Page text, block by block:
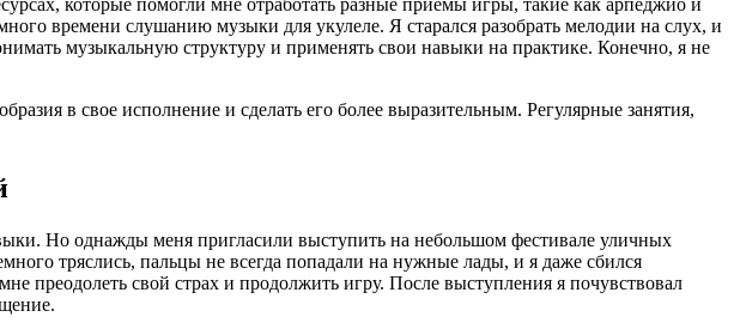
которые помогли мне отработать разные приёмы игры, такие как арпеджио и
времени слушанию музыки для укулеле. Я старался разобрать мелодии на слух, и
музыкальную структуру и применять свои навыки на практике. Конечно, я не
в свое исполнение и сделать его более выразительным. Регулярные занятия,
Но однажды меня пригласили выступить на небольшом фестивале уличных
тряслись, пальцы не всегда попадали на нужные лады, и я даже сбился
свой страх и продолжить игру. После выступления я почувствовал